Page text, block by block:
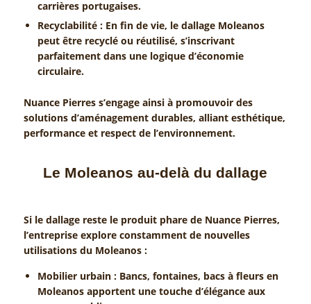
carrières portugaises.
Recyclabilité : En fin de vie, le dallage Moleanos
peut être recyclé ou réutilisé, s’inscrivant
parfaitement dans une logique d’économie
circulaire.
Nuance Pierres s’engage ainsi à promouvoir des
solutions d’aménagement durables, alliant esthétique,
performance et respect de l’environnement.
Le Moleanos au-delà du dallage
Si le dallage reste le produit phare de Nuance Pierres,
l’entreprise explore constamment de nouvelles
utilisations du Moleanos :
Mobilier urbain : Bancs, fontaines, bacs à fleurs en
Moleanos apportent une touche d’élégance aux